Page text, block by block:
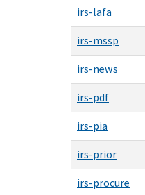
irs-lafa
irs-mssp
irs-news
irs-pdf
irs-pia
irs-prior
irs-procure